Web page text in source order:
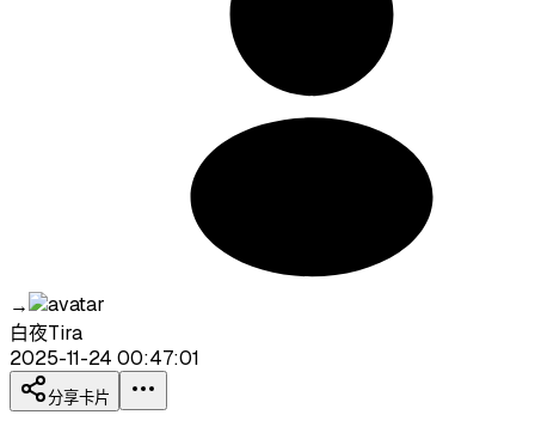
→
白夜Tira
2025-11-24 00:47:01
分享卡片